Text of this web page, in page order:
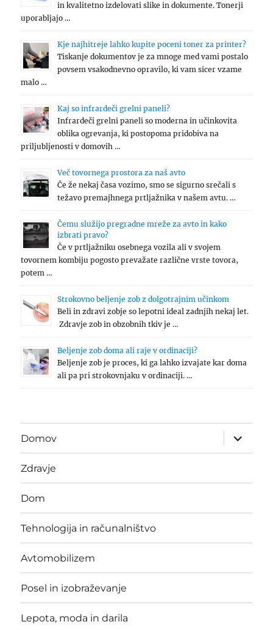
in kvalitetno izdelovati slike in dokumente. Tonerji
uporabljajo …
Kje najhitreje lahko kupite poceni toner za printer?
Tiskanje dokumentov je za mnoge med vami postalo
povsem vsakodnevno opravilo, ki vam sicer vzame
malo …
Kaj so infrardeči grelni paneli?
Infrardeči grelni paneli so moderna in učinkovita
oblika ogrevanja, ki postopoma pridobiva na
priljubljenosti v domovih …
Več tovornega prostora za naš avto
Če že nekaj časa vozimo, smo se sigurno srečali s
težavo premajhnega prtljažnika v našem avtu. …
Čemu služijo pregradne mreže za avto in kako
izbrati pravo?
Če v prtljažniku osebnega vozila ali v svojem
tovornem kombiju pogosto prevažate različne vrste tovora,
potem …
Strokovno beljenje zob z dolgotrajnim učinkom
Beli in zdravi zobje so lepotni ideal zadnjih nekaj let.
Zdravje zob in obzobnih tkiv je …
Beljenje zob doma ali raje v ordinaciji?
Beljenje zob je proces, ki ga lahko izvajate kar doma
ali pa pri strokovnjaku v ordinaciji. …
Domov
expand
child
menu
Zdravje
Dom
Tehnologija in računalništvo
Avtomobilizem
Posel in izobraževanje
Lepota, moda in darila